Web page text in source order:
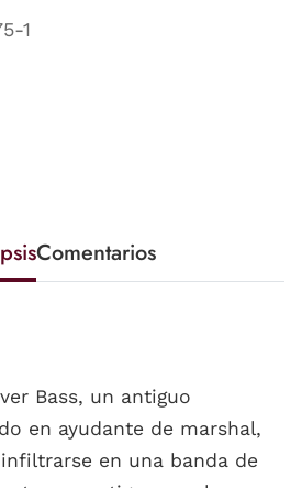
1
Comentarios
Bass, un antiguo
en ayudante de marshal,
en una banda de